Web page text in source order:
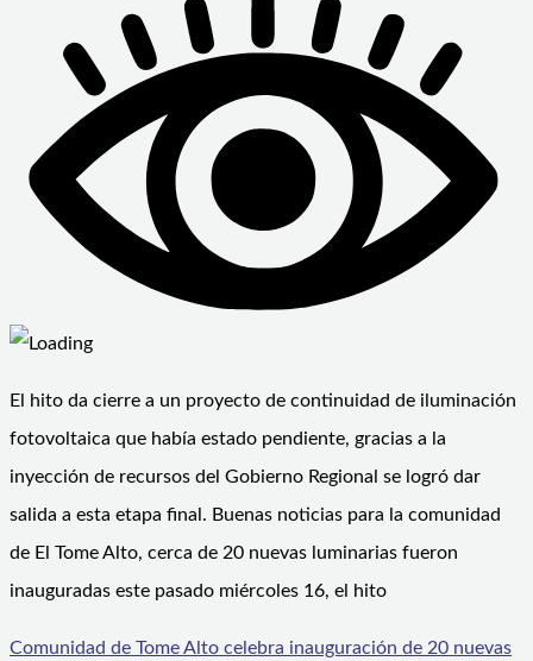
El hito da cierre a un proyecto de continuidad de iluminación
fotovoltaica que había estado pendiente, gracias a la
inyección de recursos del Gobierno Regional se logró dar
salida a esta etapa final. Buenas noticias para la comunidad
de El Tome Alto, cerca de 20 nuevas luminarias fueron
inauguradas este pasado miércoles 16, el hito
Comunidad de Tome Alto celebra inauguración de 20 nuevas